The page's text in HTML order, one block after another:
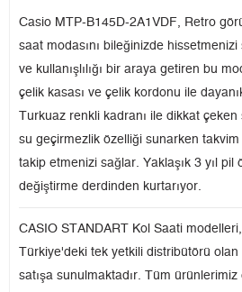
Casio MTP-B145D-2A1VDF, Retro
saat modasını bileğinizde hissetmenizi
ve kullanışlılığı bir araya getiren bu
çelik kasası ve çelik kordonu ile
Turkuaz renkli kadranı ile dikkat
su geçirmezlik özelliği sunarken
takip etmenizi sağlar. Yaklaşık 3 yıl pil
değiştirme derdinden kurtarıyor.
CASIO STANDART Kol Saati modelleri,
Türkiye'deki tek yetkili distribütörü
satışa sunulmaktadır. Tüm